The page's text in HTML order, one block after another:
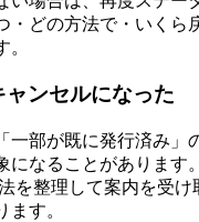
・どの方法で・いくら
ンセルになった
一部が既に発行済み」
になることがあります
を整理して案内を受け
ます。